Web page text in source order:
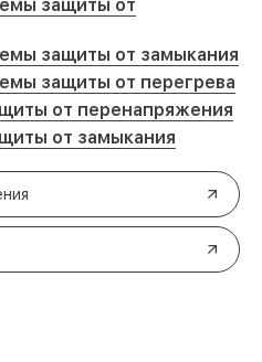
защиты от
защиты от замыкания
защиты от перегрева
от перенапряжения
от замыкания